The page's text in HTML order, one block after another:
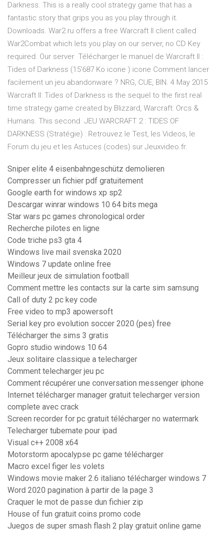
Darkness. This is a really cool strategy game that has a
fantastic story that grips you as you play through it.
Downloads. War2.ru offers a free Warcraft II client called
War2Combat which lets you play on our server, no CD Key
required. Our server Télécharger le manuel de Warcraft II :
Tides of Darkness (15'687 Ko icone ) icone Comment lancer
facilement un jeu abandonware ? NRG, CUE, BIN. 4 May 2015
Warcraft II: Tides of Darkness is the sequel to the first real
time strategy game created by Blizzard, Warcraft: Orcs &
Humans. This second JEU WARCRAFT 2 : TIDES OF
DARKNESS (Stratégie) : Retrouvez le Test, les Videos, le
Forum du jeu et les Astuces (codes) sur Jeuxvideo.fr.
Sniper elite 4 eisenbahngeschütz demolieren
Compresser un fichier pdf gratuitement
Google earth for windows xp sp2
Descargar winrar windows 10 64 bits mega
Star wars pc games chronological order
Recherche pilotes en ligne
Code triche ps3 gta 4
Windows live mail svenska 2020
Windows 7 update online free
Meilleur jeux de simulation football
Comment mettre les contacts sur la carte sim samsung
Call of duty 2 pc key code
Free video to mp3 apowersoft
Serial key pro evolution soccer 2020 (pes) free
Télécharger the sims 3 gratis
Gopro studio windows 10 64
Jeux solitaire classique a telecharger
Comment telecharger jeu pc
Comment récupérer une conversation messenger iphone
Internet télécharger manager gratuit telecharger version
complete avec crack
Screen recorder for pc gratuit télécharger no watermark
Telecharger tubemate pour ipad
Visual c++ 2008 x64
Motorstorm apocalypse pc game télécharger
Macro excel figer les volets
Windows movie maker 2.6 italiano télécharger windows 7
Word 2020 pagination à partir de la page 3
Craquer le mot de passe dun fichier zip
House of fun gratuit coins promo code
Juegos de super smash flash 2 play gratuit online game